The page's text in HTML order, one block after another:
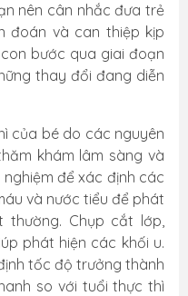
nên cân nhắc đưa trẻ
đoán và can thiệp kịp
bước qua giai đoạn
thay đổi đang diễn
của bé do các nguyên
khám lâm sàng và
để xác định các
và nước tiểu để phát
thường. Chụp cắt lớp,
phát hiện các khối u.
tốc độ trưởng thành
so với tuổi thực thì